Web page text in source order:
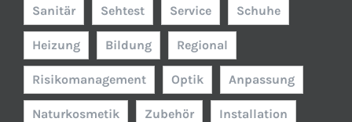
Sanitär Sehtest Service Schuhe
Heizung Bildung Regional
Risikomanagement Optik Anpassung
Naturkosmetik Zubehör Installation